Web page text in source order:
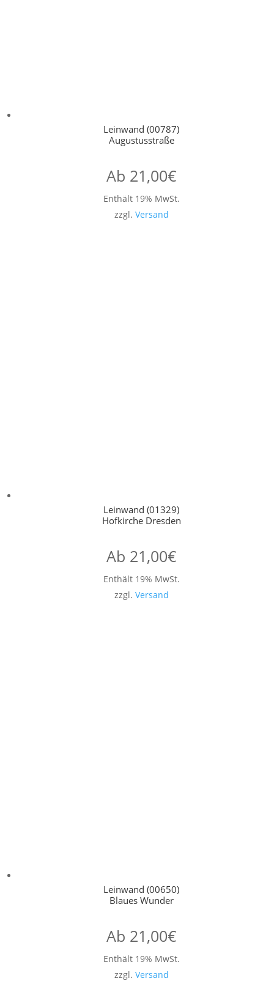
Leinwand (00787)
Augustusstraße
Ab 21,00€
Enthält 19% MwSt.
zzgl. Versand
Leinwand (01329)
Hofkirche Dresden
Ab 21,00€
Enthält 19% MwSt.
zzgl. Versand
Leinwand (00650)
Blaues Wunder
Ab 21,00€
Enthält 19% MwSt.
zzgl. Versand